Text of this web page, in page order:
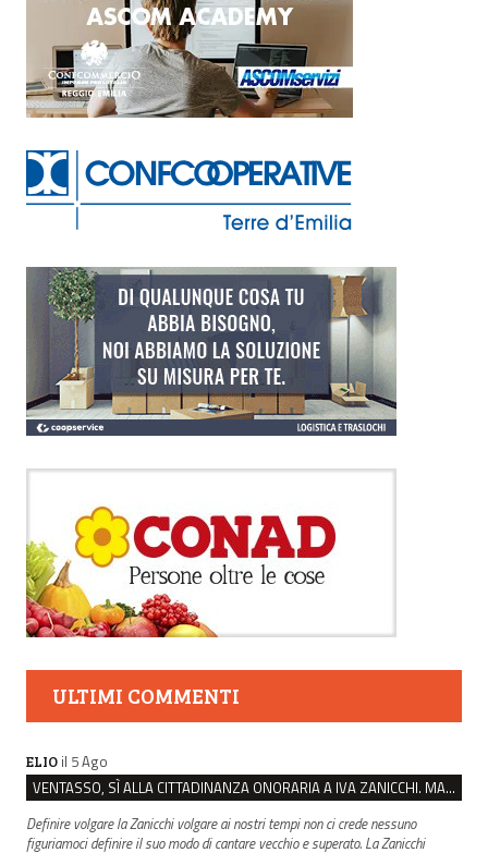
ULTIMI COMMENTI
ELIO il 5 Ago
VENTASSO, SÌ ALLA CITTADINANZA ONORARIA A IVA ZANICCHI. MA BARGIACCHI: “È DI PESSIMO GUSTO”
Definire volgare la Zanicchi volgare ai nostri tempi non ci crede nessuno
figuriamoci definire il suo modo di cantare vecchio e superato. La Zanicchi